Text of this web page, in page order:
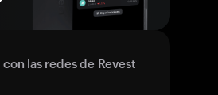
las redes de Revest